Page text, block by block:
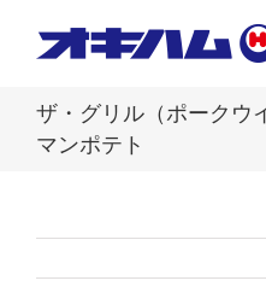
ザ・グリル（ポークウ
マンポテト